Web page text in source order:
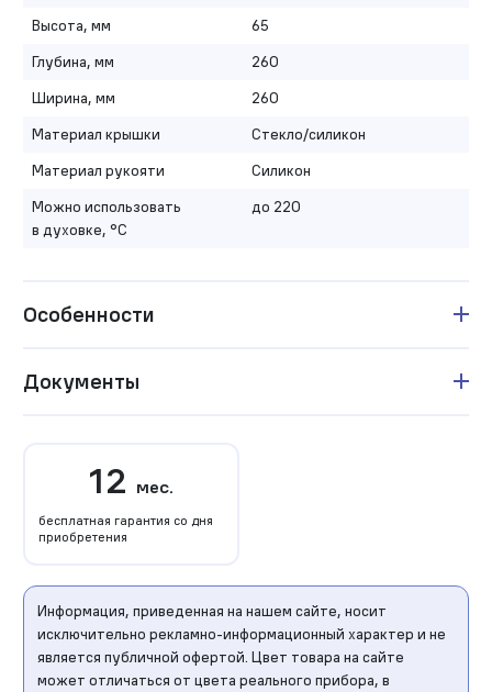
Высота, мм
65
Глубина, мм
260
Ширина, мм
260
Материал крышки
Стекло/силикон
Материал рукояти
Силикон
Можно использовать
в духовке, °C
до 220
Особенности
Документы
12 мес.
бесплатная гарантия со дня
приобретения
Информация, приведенная на нашем сайте, носит
исключительно рекламно-информационный характер и не
является публичной офертой. Цвет товара на сайте
может отличаться от цвета реального прибора, в